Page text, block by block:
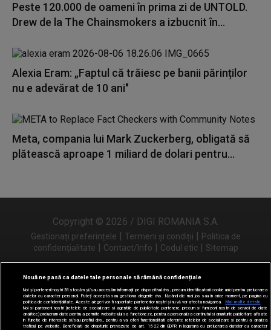
Peste 120.000 de oameni în prima zi de UNTOLD.
Drew de la The Chainsmokers a izbucnit în...
Alexia Eram: „Faptul că trăiesc pe banii părinților
nu e adevărat de 10 ani"
Meta, compania lui Mark Zuckerberg, obligată să
plătească aproape 1 miliard de dolari pentru...
Copyright © 2026 / DIGI ROMANIA S.A.
Gestionați preferințele | Termeni și condiții | Politica de
confidențialitate | Contact/Info | Codul etic | Sitemap
Urmărește-ne și pe
Nouă ne pasă ca datele tale personale să rămână confidențiale
Noi și partenerii noștri31 stocăm și/sau accesăm informații pe dispozitivul dvs., precum identificatorii cookie unici pentru prelucrarea
datelor cu caracter personal. Puteți accepta sau gestiona alegerile dvs. făcând clic mai jos sau în orice moment, pe pagina cu
politica de confidențialitate. Aceste alegeri vor fi raportate partenerilor noștri și nu vă vor afecta navigarea.
Mai multe detalii
Noi si partenerii nostri (retelele de socializare si agentiile de publicitate partenere, precum si furnizorii nostri de servicii de date
analitice) prelucram date pentru a permite website-ului sa functioneze, pentru a personaliza continutul si anunturile publicitare afisate
in functie de interesele si/sau profilul dvs., pentru a va oferi functionalitati aferente retelelor de socializare si pentru a analiza
traficul pe website. Beneficiati de drepturile prevazute de art. 15-22 din GDPR in legatura cu prelucrarea datelor cu caracter